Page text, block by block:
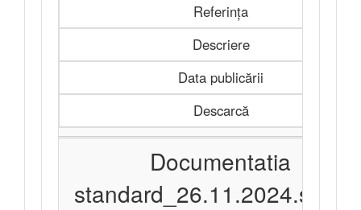
Referința
Descriere
Data publicării
Descarcă
Documentatia